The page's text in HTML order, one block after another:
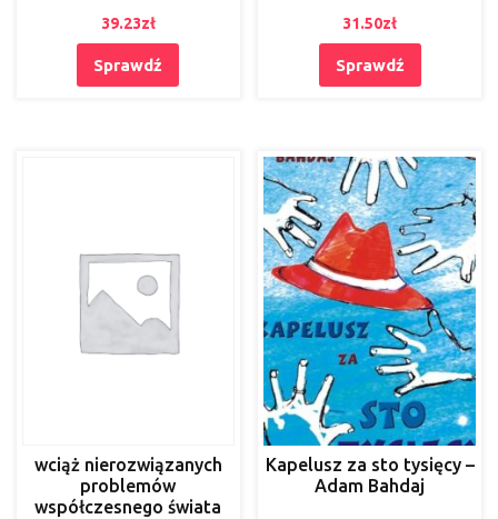
39.23zł
Sprawdź
31.50zł
Sprawdź
wciąż nierozwiązanych
problemów
współczesnego świata
Kapelusz za sto tysięcy –
Adam Bahdaj